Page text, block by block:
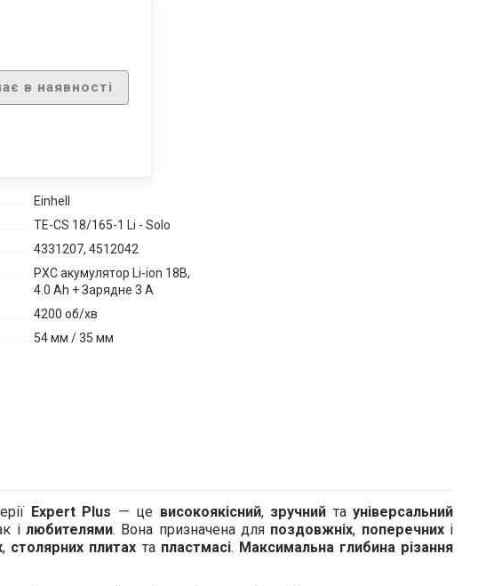
в наявності
Einhell
TE-CS 18/165-1 Li - Solo
4331207, 4512042
PXC акумулятор Li-ion 18В,
4.0 Ah + Зарядне 3 А
4200 об/хв
54 мм / 35 мм
Expert Plus — це високоякісний, зручний тауніверсальний
ілюбителями. Вона призначена для поздовжніх, поперечнихі
, столярних плитах та пластмасі. Максимальна глибина різання